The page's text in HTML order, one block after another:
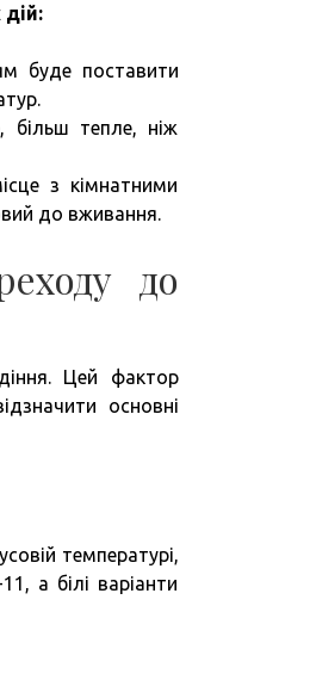
буде поставити
більш тепле, ніж
з кімнатними
до вживання.
до
Цей фактор
основні
температурі,
а білі варіанти